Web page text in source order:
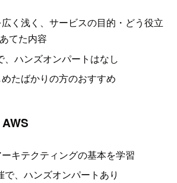
く浅く、サービスの目的・どう役立
てた内容
、ハンズオンパートはなし
たばかりの方のおすすめ
キテクティングの基本を学習
、ハンズオンパートあり